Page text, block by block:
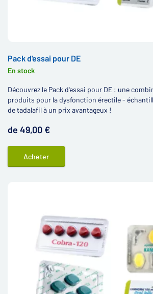
Pack d'essai pour DE
En stock
Découvrez le Pack d'essai pour DE : une
produits pour la dysfonction érectile -
de tadalafil à un prix avantageux !
de 49,00 €
Acheter